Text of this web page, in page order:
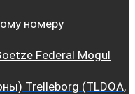
номеру
Federal Mogul
Trelleborg (TLDOA,